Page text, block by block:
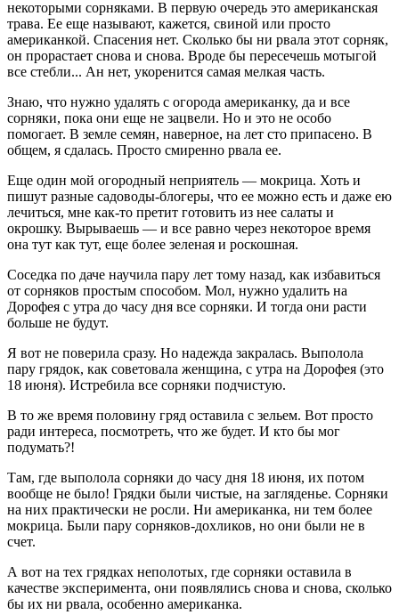
некоторыми сорняками. В первую очередь это американская
трава. Ее еще называют, кажется, свиной или просто
американкой. Спасения нет. Сколько бы ни рвала этот сорняк,
он прорастает снова и снова. Вроде бы пересечешь мотыгой
все стебли... Ан нет, укоренится самая мелкая часть.
Знаю, что нужно удалять с огорода американку, да и все
сорняки, пока они еще не зацвели. Но и это не особо
помогает. В земле семян, наверное, на лет сто припасено. В
общем, я сдалась. Просто смиренно рвала ее.
Еще один мой огородный неприятель — мокрица. Хоть и
пишут разные садоводы-блогеры, что ее можно есть и даже ею
лечиться, мне как-то претит готовить из нее салаты и
окрошку. Вырываешь — и все равно через некоторое время
она тут как тут, еще более зеленая и роскошная.
Соседка по даче научила пару лет тому назад, как избавиться
от сорняков простым способом. Мол, нужно удалить на
Дорофея с утра до часу дня все сорняки. И тогда они расти
больше не будут.
Я вот не поверила сразу. Но надежда закралась. Выполола
пару грядок, как советовала женщина, с утра на Дорофея (это
18 июня). Истребила все сорняки подчистую.
В то же время половину гряд оставила с зельем. Вот просто
ради интереса, посмотреть, что же будет. И кто бы мог
подумать?!
Там, где выполола сорняки до часу дня 18 июня, их потом
вообще не было! Грядки были чистые, на загляденье. Сорняки
на них практически не росли. Ни американка, ни тем более
мокрица. Были пару сорняков-дохликов, но они были не в
счет.
А вот на тех грядках неполотых, где сорняки оставила в
качестве эксперимента, они появлялись снова и снова, сколько
бы их ни рвала, особенно американка.